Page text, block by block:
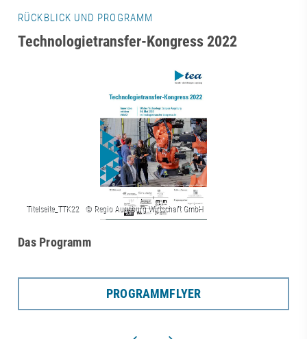
RÜCKBLICK UND PROGRAMM
Technologietransfer-Kongress 2022
Das Programm
PROGRAMMFLYER